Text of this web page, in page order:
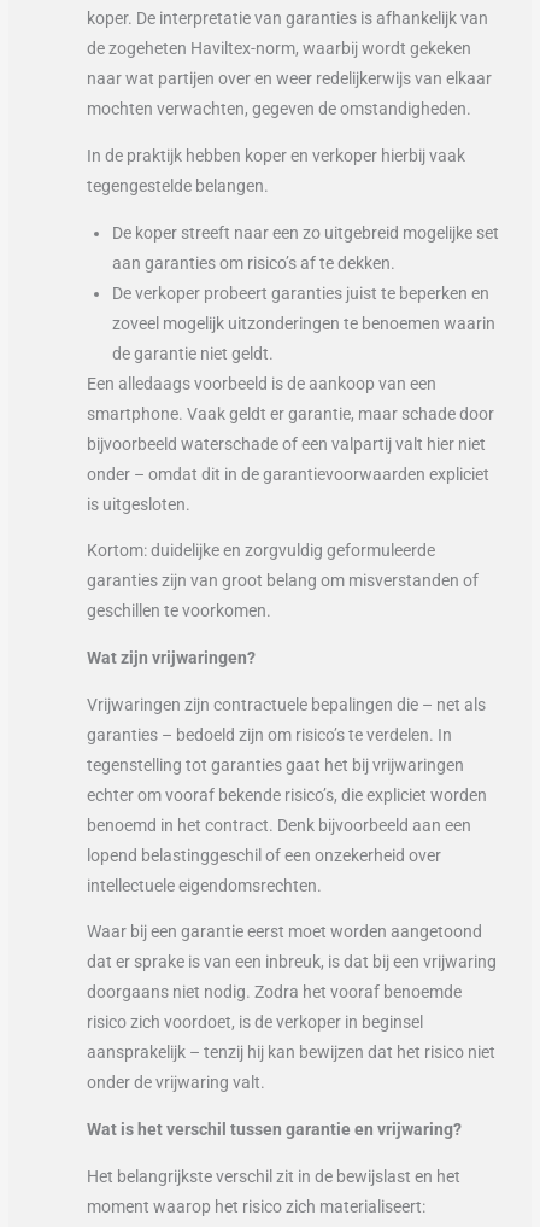
koper. De interpretatie van garanties is afhankelijk van
de zogeheten Haviltex-norm, waarbij wordt gekeken
naar wat partijen over en weer redelijkerwijs van elkaar
mochten verwachten, gegeven de omstandigheden.
In de praktijk hebben koper en verkoper hierbij vaak
tegengestelde belangen.
De koper streeft naar een zo uitgebreid mogelijke set
aan garanties om risico’s af te dekken.
De verkoper probeert garanties juist te beperken en
zoveel mogelijk uitzonderingen te benoemen waarin
de garantie niet geldt.
Een alledaags voorbeeld is de aankoop van een
smartphone. Vaak geldt er garantie, maar schade door
bijvoorbeeld waterschade of een valpartij valt hier niet
onder – omdat dit in de garantievoorwaarden expliciet
is uitgesloten.
Kortom: duidelijke en zorgvuldig geformuleerde
garanties zijn van groot belang om misverstanden of
geschillen te voorkomen.
Wat zijn vrijwaringen?
Vrijwaringen zijn contractuele bepalingen die – net als
garanties – bedoeld zijn om risico’s te verdelen. In
tegenstelling tot garanties gaat het bij vrijwaringen
echter om vooraf bekende risico’s, die expliciet worden
benoemd in het contract. Denk bijvoorbeeld aan een
lopend belastinggeschil of een onzekerheid over
intellectuele eigendomsrechten.
Waar bij een garantie eerst moet worden aangetoond
dat er sprake is van een inbreuk, is dat bij een vrijwaring
doorgaans niet nodig. Zodra het vooraf benoemde
risico zich voordoet, is de verkoper in beginsel
aansprakelijk – tenzij hij kan bewijzen dat het risico niet
onder de vrijwaring valt.
Wat is het verschil tussen garantie en vrijwaring?
Het belangrijkste verschil zit in de bewijslast en het
moment waarop het risico zich materialiseert: